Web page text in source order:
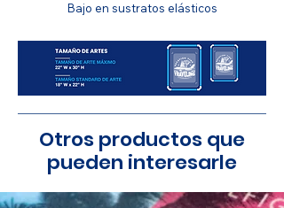
Bajo en sustratos elásticos
Otros productos que
pueden interesarle